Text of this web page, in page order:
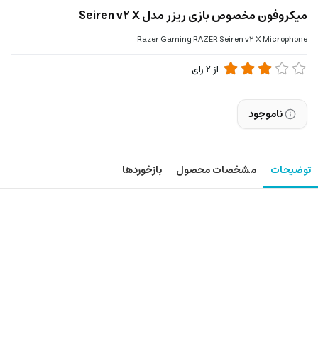
میکروفون مخصوص بازی ریزر مدل Seiren v2 X
Razer Gaming RAZER Seiren v2 X Microphone
از2رای
ناموجود
توضیحات مشخصات محصول بازخوردها